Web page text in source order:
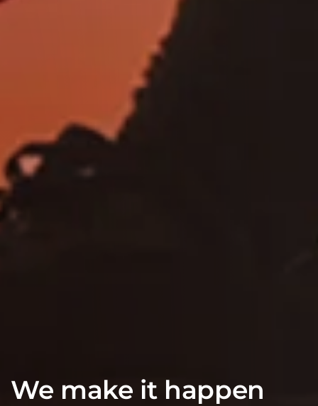
We make it happen